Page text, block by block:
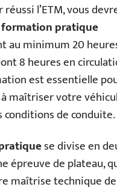
l’ETM, vous
formation pratique
au minimum 20
8 heures en
est essentielle
maîtriser votre
de conduite.
se divise en
épreuve de plateau,
maîtrise technique